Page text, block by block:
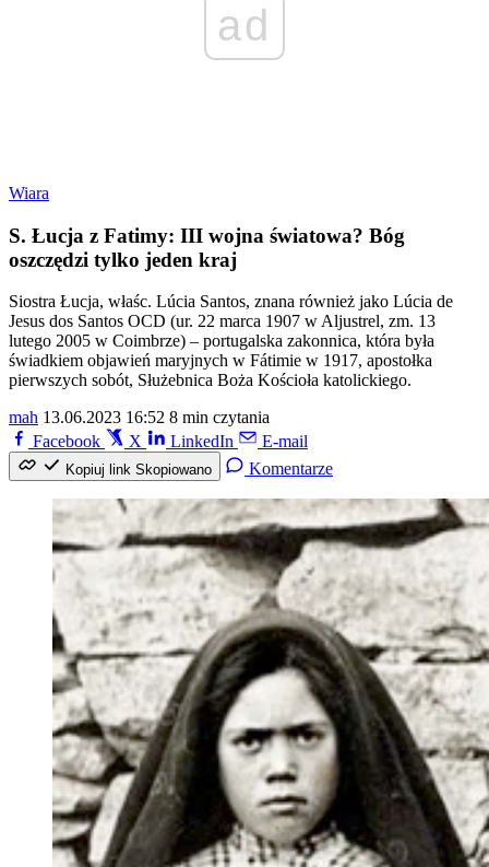
ad
Wiara
S. Łucja z Fatimy: III wojna światowa? Bóg
oszczędzi tylko jeden kraj
Siostra Łucja, właśc. Lúcia Santos, znana również jako Lúcia de
Jesus dos Santos OCD (ur. 22 marca 1907 w Aljustrel, zm. 13
lutego 2005 w Coimbrze) – portugalska zakonnica, która była
świadkiem objawień maryjnych w Fátimie w 1917, apostołka
pierwszych sobót, Służebnica Boża Kościoła katolickiego.
mah 13.06.2023 16:52 8 min czytania
Facebook
X LinkedIn E-mail
Kopiuj link Skopiowano Komentarze